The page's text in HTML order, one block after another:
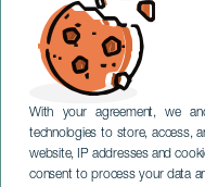
With your agreement, we
technologies to store, access,
website, IP addresses and
consent to process your data
TENERIFE